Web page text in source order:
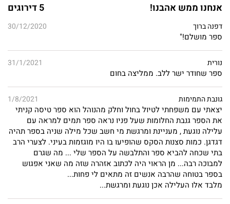
בנקודת ההתחלה – אחרי משבר בזוגיות היא נאלצת לחזור לקיבוץ.
היא לא רוצה זוגיות חדשה, היא לא רוצה אהבה ונישואין. היא רק
רוצה להיות אמא. החזרה לקיבוץ היא דרמטית וטראומטית, ומעוררת
כאן אנחנו עוברים אל אלון אזולאי, צלע הגברית של
אלון הוא קיבוצניק בעצמו, גבר מקסים, אך גם הוא סוחב איתו משאות
כבדים ועבר שלא מרפה. הוא ההיפך הגמור מרננה, הוא הסחת דעת
לא רצויה, אך האם הוא דווקא התשובה שחיפשה?
אילת סווטיצקיבעצמה נולדה וגדלה בקיבוץ נירים, וכיום היא מגדלת
את ילדיה בקיבוץ יגור. ההיכרות המעמיקה הזו עם חיי הקיבוץ כמו
שהם באמת, באה לידי ביטוי לכל אורךגנבת החלומות.
גנבת החלומות מאתאילת סווטיצקיהוא רומן ישראלי מרגש, סוחף
ונוגע ללב.
אנחנו ממש אהבנו! 5 דירוגים
דפנה ברוך 30/12/2020
ספר מושלם!"
נורית 31/1/2021
ספר שחודר ישר ללב. ממליצה בחום
גונבת התמימות 1/8/2021
יצאתי עם משפחתי לטיול בחול וחלק מהנוהל הוא ספר טיסה קניתי
את הספר גנבת החלומות שעל פניו נראה ספר תמים למראה עם
עלילה נוגעת , מעניינת ומרגשת מי חשב שכל מילה שניה בספר תהיה
דגדגן. כמות סצנות הסקס שהופיעו בו היו מוגזמות בעיני. לצערי הרב
בתי שכחה להביא ספר והתלבשה על הספר שלי ... מה שגרם
למבוכה רבה... מן הראוי היה לכתוב אזהרה שזה מה שאני אפגוש
בספר בטוחה שהרבה אנשים זה מתאים לי פחות...
מלבד אלו העלילה אכן נוגעת ומרגשת...